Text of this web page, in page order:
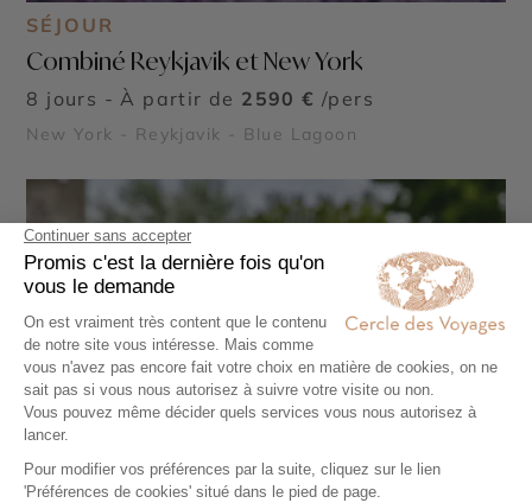
SÉJOUR
Combiné Reykjavik et New York
8 jours - À partir de 2590 € /pers
New York - Reykjavik - Blue Lagoon